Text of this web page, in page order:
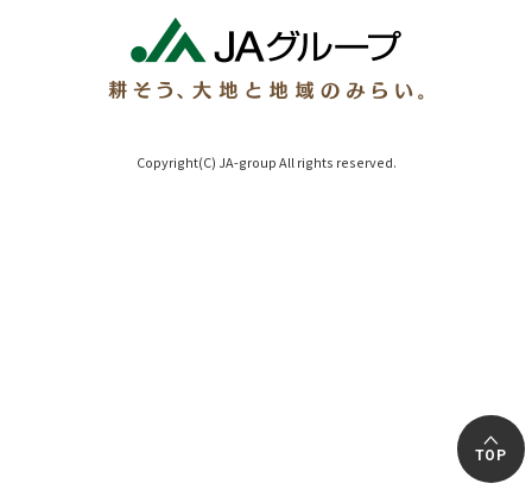
Copyright(C) JA-group All rights reserved.
TOP